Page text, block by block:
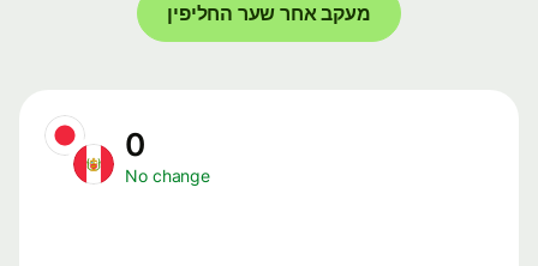
מעקב אחר שער החליפין
No change